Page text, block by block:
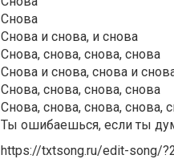
Снова
Снова и снова, и снова
Снова, снова, снова, снова
Снова и снова, снова и
Снова, снова, снова, снова
Снова, снова, снова, снова,
Ты ошибаешься, если ты
https://txtsong.ru/edit-song/